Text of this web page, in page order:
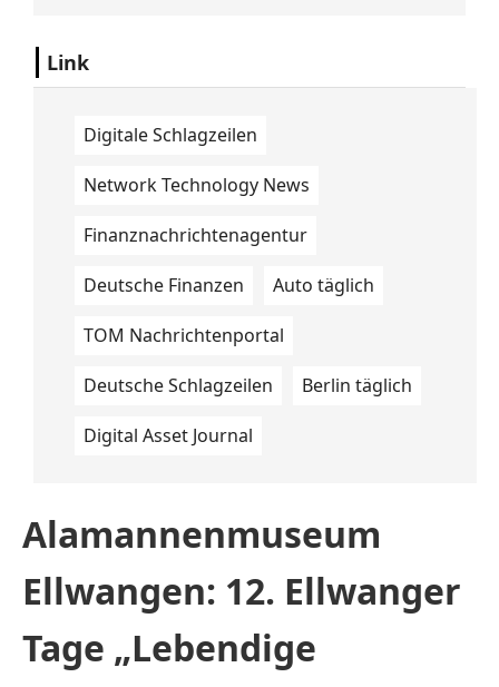
Link
Digitale Schlagzeilen
Network Technology News
Finanznachrichtenagentur
Deutsche Finanzen Auto täglich
TOM Nachrichtenportal
Deutsche Schlagzeilen Berlin täglich
Digital Asset Journal
Alamannenmuseum
Ellwangen: 12. Ellwanger
Tage „Lebendige